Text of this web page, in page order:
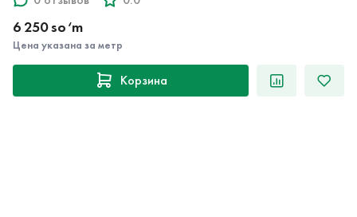
6 250 so‘m
Цена указана за метр
Корзина